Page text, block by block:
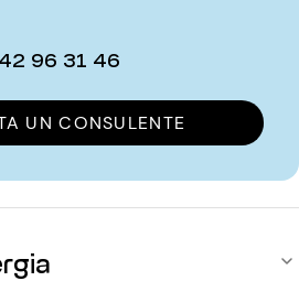
96 31 46
UN CONSULENTE